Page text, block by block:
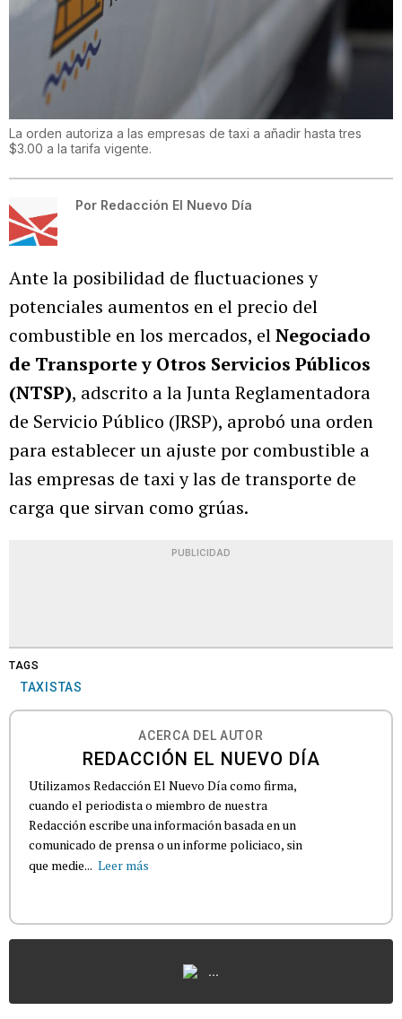
La orden autoriza a las empresas de taxi a añadir hasta tres
$3.00 a la tarifa vigente.
Por Redacción El Nuevo Día
Ante la posibilidad de fluctuaciones y
potenciales aumentos en el precio del
combustible en los mercados, elNegociado
de Transporte y Otros Servicios Públicos
(NTSP), adscrito a la Junta Reglamentadora
de Servicio Público (JRSP), aprobó una orden
para establecer un ajuste por combustible a
las empresas de taxi y las de transporte de
carga que sirvan como grúas.
PUBLICIDAD
TAGS
TAXISTAS
ACERCA DEL AUTOR
REDACCIÓN EL NUEVO DÍA
Utilizamos Redacción El Nuevo Día como firma,
cuando el periodista o miembro de nuestra
Redacción escribe una información basada en un
comunicado de prensa o un informe policiaco, sin
que medie... Leer más
...